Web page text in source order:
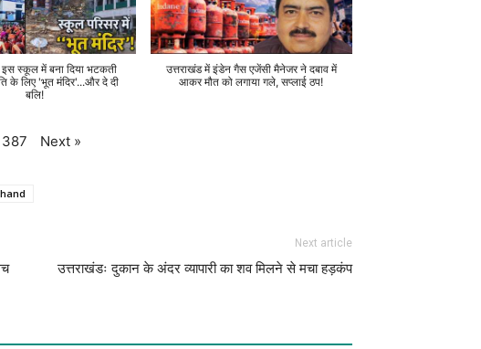
स्कूल में बना दिया भटकती
के लिए 'भूत मंदिर'...और दे दी
बलि!
उत्तराखंड में इंडेन गैस एजेंसी मैनेजर ने दबाव में
आकर मौत को लगाया गले, सप्लाई ठप!
387 Next »
Next article
उत्तराखंडः दुकान के अंदर व्यापारी का शव मिलने से मचा हड़कंप